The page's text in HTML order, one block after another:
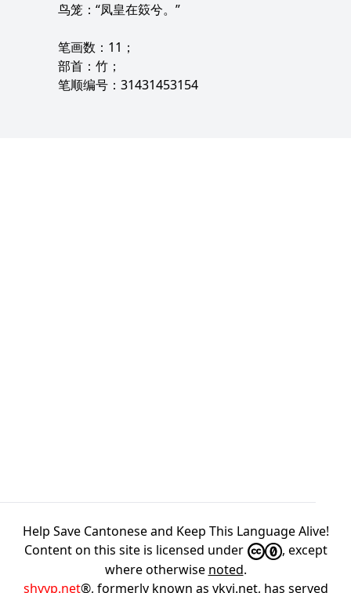
鸟笼：“凤皇在笯兮。”
笔画数：11；
部首：竹；
笔顺编号：31431453154
Help Save Cantonese and Keep This Language Alive!
Content on this site is licensed under
, except
where otherwise noted.
shyyp.net®, formerly known as ykyi.net, has served